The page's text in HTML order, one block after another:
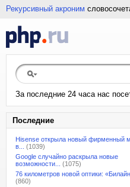
Рекурсивный акроним
За последние 24 часа нас
Последние
Hisense открыла новый фирменный
в...
(1039)
Google случайно раскрыла новые
возможности...
(1075)
76 километров новой оптики:
(860)